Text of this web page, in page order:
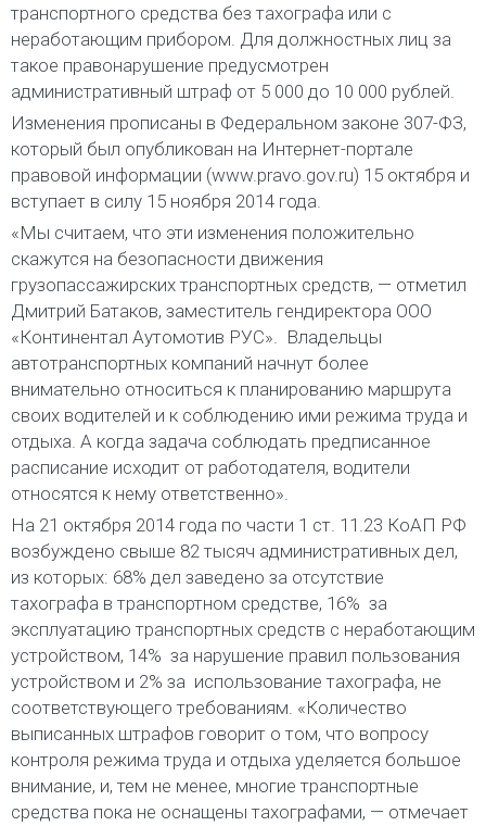
транспортного средства без тахографа или с
неработающим прибором. Для должностных лиц за
такое правонарушение предусмотрен
административный штраф от 5 000 до 10 000 рублей.
Изменения прописаны в Федеральном законе 307-ФЗ,
который был опубликован на Интернет-портале
правовой информации (www.pravo.gov.ru) 15 октября и
вступает в силу 15 ноября 2014 года.
«Мы считаем, что эти изменения положительно
скажутся на безопасности движения
грузопассажирских транспортных средств, — отметил
Дмитрий Батаков, заместитель гендиректора ООО
«Континентал Аутомотив РУС».  Владельцы
автотранспортных компаний начнут более
внимательно относиться к планированию маршрута
своих водителей и к соблюдению ими режима труда и
отдыха. А когда задача соблюдать предписанное
расписание исходит от работодателя, водители
относятся к нему ответственно».
На 21 октября 2014 года по части 1 ст. 11.23 КоАП РФ
возбуждено свыше 82 тысяч административных дел,
из которых: 68% дел заведено за отсутствие
тахографа в транспортном средстве, 16%  за
эксплуатацию транспортных средств с неработающим
устройством, 14%  за нарушение правил пользования
устройством и 2% за  использование тахографа, не
соответствующего требованиям. «Количество
выписанных штрафов говорит о том, что вопросу
контроля режима труда и отдыха уделяется большое
внимание, и, тем не менее, многие транспортные
средства пока не оснащены тахографами, — отмечает